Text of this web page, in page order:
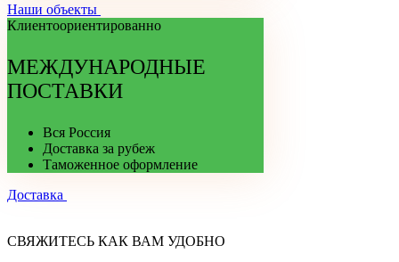
Наши объекты
Клиентоориентированно
МЕЖДУНАРОДНЫЕ
ПОСТАВКИ
Вся Россия
Доставка за рубеж
Таможенное оформление
Доставка
СВЯЖИТЕСЬ КАК ВАМ УДОБНО